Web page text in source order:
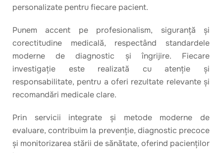
personalizate pentru fiecare pacient.
Punem accent pe profesionalism, siguranță și
corectitudine medicală, respectând standardele
moderne de diagnostic și îngrijire. Fiecare
investigație este realizată cu atenție și
responsabilitate, pentru a oferi rezultate relevante și
recomandări medicale clare.
Prin servicii integrate și metode moderne de
evaluare, contribuim la prevenție, diagnostic precoce
și monitorizarea stării de sănătate, oferind pacienților